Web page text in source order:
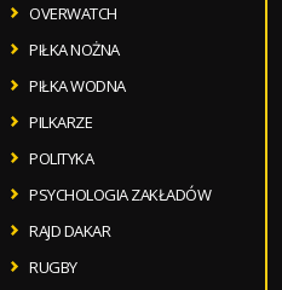
OVERWATCH
PIŁKA NOŻNA
PIŁKA WODNA
PILKARZE
POLITYKA
PSYCHOLOGIA ZAKŁADÓW
RAJD DAKAR
RUGBY